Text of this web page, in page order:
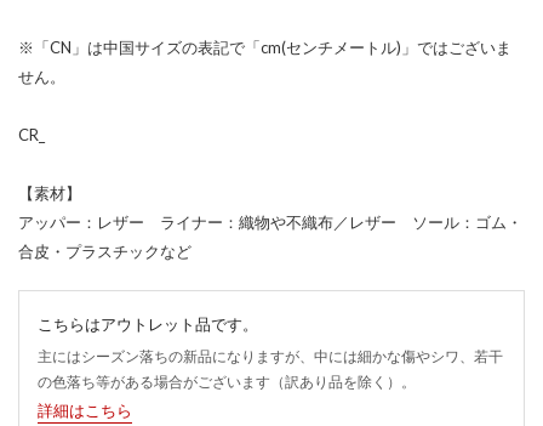
※「CN」は中国サイズの表記で「cm(センチメートル)」ではございま
せん。
CR_
【素材】
アッパー：レザー ライナー：織物や不織布／レザー ソール：ゴム・
合皮・プラスチックなど
こちらはアウトレット品です。
主にはシーズン落ちの新品になりますが、中には細かな傷やシワ、若干
の色落ち等がある場合がございます（訳あり品を除く）。
詳細はこちら